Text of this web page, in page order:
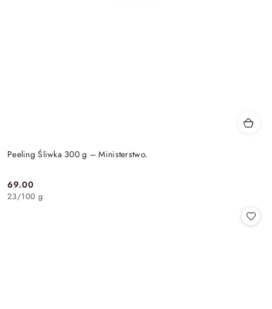
Peeling Śliwka 300 g – Ministerstwo.
Cena:
69.00
23/100 g